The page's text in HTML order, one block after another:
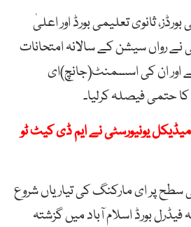
ثانوی تعلیمی بورڈ اور اعلیٰ
نے رواں سیشن کے سالانہ امتحانات
اور ان کی اسسمنٹ(جانچ)ای
حتمی فیصلہ کرلیا۔
یونیورسٹی نے ایم ڈی کیٹ ٹو
سطح پر ای مارکنگ کی تیاریاں شروع
بورڈ اسلام آباد میں گزشتہ